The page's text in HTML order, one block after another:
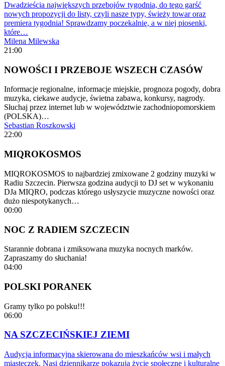
Dwadzieścia największych przebojów tygodnia, do tego garść
nowych propozycji do listy, czyli nasze typy, świeży towar oraz
premiera tygodnia! Sprawdzamy poczekalnię, a w niej piosenki,
które…
Milena Milewska
21:00
NOWOŚCI I PRZEBOJE WSZECH CZASÓW
Informacje regionalne, informacje miejskie, prognoza pogody, dobra
muzyka, ciekawe audycje, świetna zabawa, konkursy, nagrody.
Słuchaj przez internet lub w województwie zachodniopomorskiem
(POLSKA)…
Sebastian Roszkowski
22:00
MIQROKOSMOS
MIQROKOSMOS to najbardziej zmixowane 2 godziny muzyki w
Radiu Szczecin. Pierwsza godzina audycji to DJ set w wykonaniu
DJa MIQRO, podczas którego usłyszycie muzyczne nowości oraz
dużo niespotykanych…
00:00
NOC Z RADIEM SZCZECIN
Starannie dobrana i zmiksowana muzyka nocnych marków.
Zapraszamy do słuchania!
04:00
POLSKI PORANEK
Gramy tylko po polsku!!!
06:00
NA SZCZECIŃSKIEJ ZIEMI
Audycja informacyjna skierowana do mieszkańców wsi i małych
miasteczek. Nasi dziennikarze pokazują życie społeczne i kulturalne